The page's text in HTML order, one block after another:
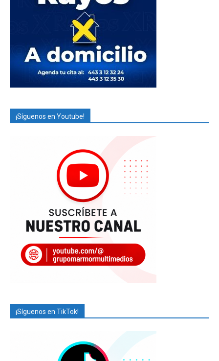
¡Síguenos en Youtube!
¡Síguenos en TikTok!